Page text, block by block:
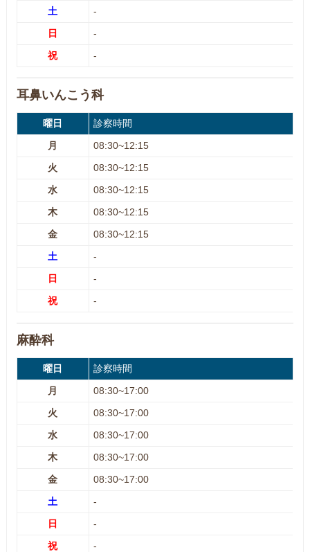
土
-
日
-
祝
-
耳鼻いんこう科
曜日
診察時間
月
08:30~12:15
火
08:30~12:15
水
08:30~12:15
木
08:30~12:15
金
08:30~12:15
土
-
日
-
祝
-
麻酔科
曜日
診察時間
月
08:30~17:00
火
08:30~17:00
水
08:30~17:00
木
08:30~17:00
金
08:30~17:00
土
-
日
-
祝
-